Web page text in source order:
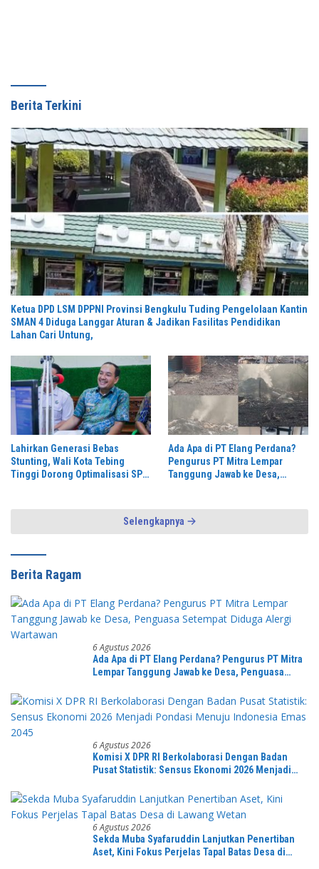
Berita Terkini
Ketua DPD LSM DPPNI Provinsi Bengkulu Tuding Pengelolaan Kantin
SMAN 4 Diduga Langgar Aturan & Jadikan Fasilitas Pendidikan
Lahan Cari Untung,
Lahirkan Generasi Bebas
Stunting, Wali Kota Tebing
Tinggi Dorong Optimalisasi SP3
Ada Apa di PT Elang Perdana?
Pengurus PT Mitra Lempar
Tanggung Jawab ke Desa,
Selengkapnya
Berita Ragam
6 Agustus 2026
Ada Apa di PT Elang Perdana? Pengurus PT Mitra
Lempar Tanggung Jawab ke Desa, Penguasa
6 Agustus 2026
Komisi X DPR RI Berkolaborasi Dengan Badan
Pusat Statistik: Sensus Ekonomi 2026 Menjadi
6 Agustus 2026
Sekda Muba Syafaruddin Lanjutkan Penertiban
Aset, Kini Fokus Perjelas Tapal Batas Desa di